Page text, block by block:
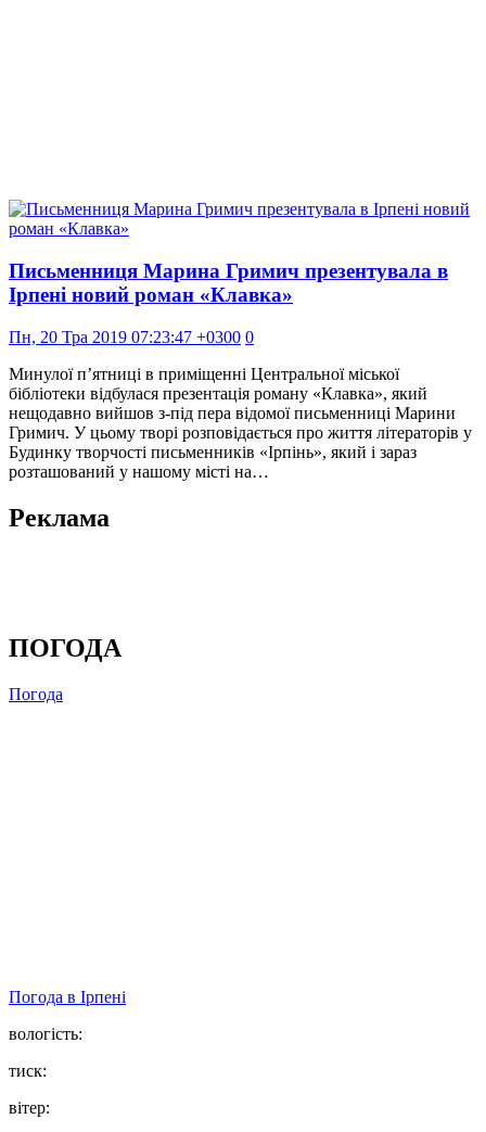
Письменниця Марина Гримич презентувала в
Ірпені новий роман «Клавка»
Пн, 20 Тра 2019 07:23:47 +0300 0
Минулої п’ятниці в приміщенні Центральної міської
бібліотеки відбулася презентація роману «Клавка», який
нещодавно вийшов з-під пера відомої письменниці Марини
Гримич. У цьому творі розповідається про життя літераторів у
Будинку творчості письменників «Ірпінь», який і зараз
розташований у нашому місті на…
Реклама
ПОГОДА
Погода
Погода в Ірпені
вологість:
тиск:
вітер: